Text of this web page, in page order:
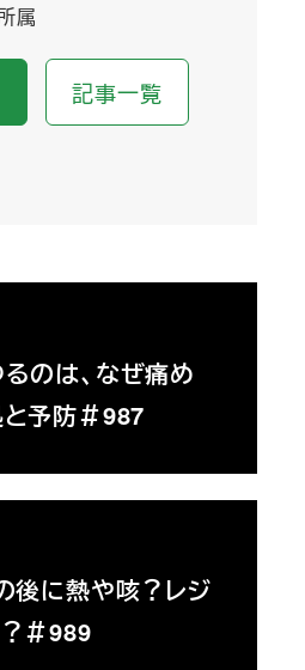
属
記事一覧
のは、なぜ痛め
予防＃987
後に熱や咳？レジ
＃989